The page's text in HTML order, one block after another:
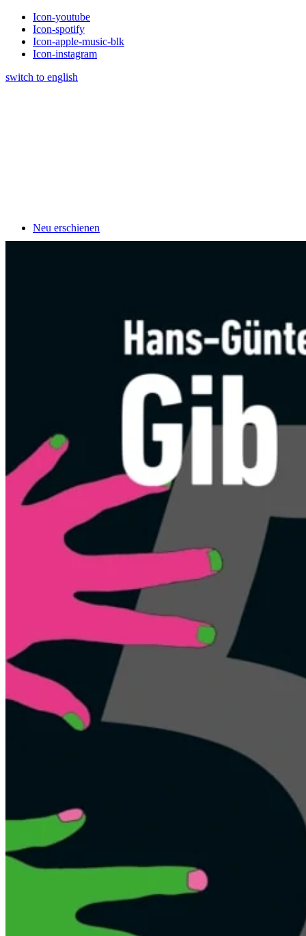
Icon-youtube
Icon-spotify
Icon-apple-music-blk
Icon-instagram
switch to english
Neu erschienen
Alle Klavierschulen Kinder
Im Vergleich – Piano Kids / Piano Junior
Piano Junior
Little Amadeus